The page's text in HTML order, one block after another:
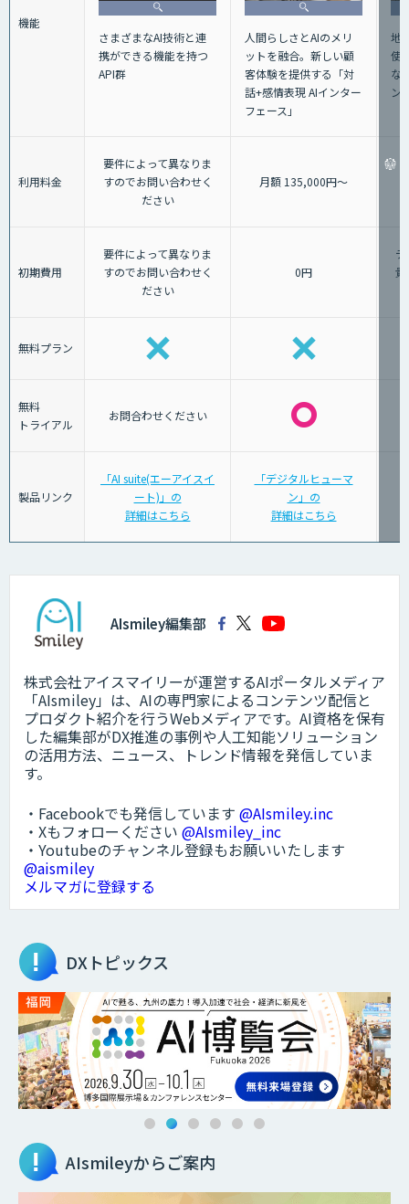
機能
さまざまなAI技術と連
携ができる機能を持つ
API群
人間らしさとAIのメリ
ットを融合。新しい顧
客体験を提供する「対
話+感情表現 AIインター
フェース」
地
使
な
ン
利用料金
要件によって異なりま
すのでお問い合わせく
ださい
月額 135,000円〜
初期費用
要件によって異なりま
すのでお問い合わせく
ださい
0円
貴
無料プラン
無料
トライアル
お問合わせください
製品リンク
「AI suite(エーアイスイ
ート)」の
詳細はこちら
「デジタルヒューマ
ン」の
詳細はこちら
AIsmiley編集部
株式会社アイスマイリーが運営するAIポータルメディア
「AIsmiley」は、AIの専門家によるコンテンツ配信と
プロダクト紹介を行うWebメディアです。AI資格を保有
した編集部がDX推進の事例や人工知能ソリューション
の活用方法、ニュース、トレンド情報を発信していま
す。
・Facebookでも発信しています @AIsmiley.inc
・Xもフォローください @AIsmiley_inc
・Youtubeのチャンネル登録もお願いいたします
@aismiley
メルマガに登録する
DXトピックス
AIsmileyからご案内